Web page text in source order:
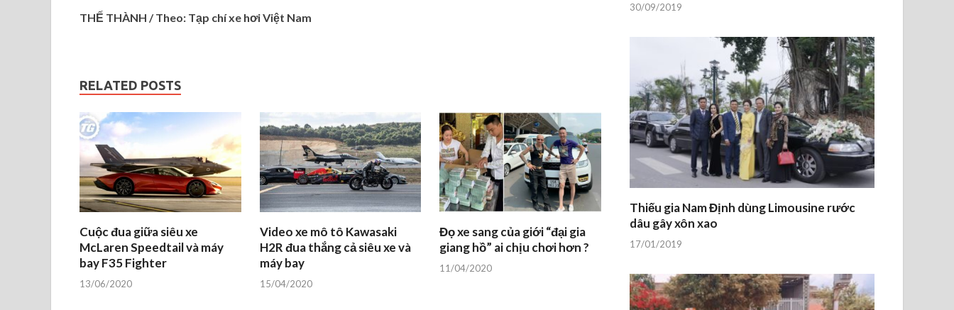
THẾ THÀNH / Theo: Tạp chí xe hơi Việt Nam
RELATED POSTS
Cuộc đua giữa siêu xe
McLaren Speedtail và máy
bay F35 Fighter
13/06/2020
Video xe mô tô Kawasaki
H2R đua thắng cả siêu xe và
máy bay
15/04/2020
Đọ xe sang của giới “đại gia
giang hồ” ai chịu chơi hơn ?
11/04/2020
30/09/2019
Thiếu gia Nam Định dùng Limousine rước
dâu gây xôn xao
17/01/2019